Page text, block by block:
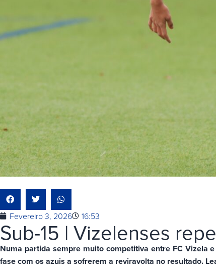
Fevereiro 3, 2026 16:53
Sub-15 | Vizelenses
Numa partida sempre muito competitiva entre FC Vizela
fase com os azuis a sofrerem a reviravolta no resultado.